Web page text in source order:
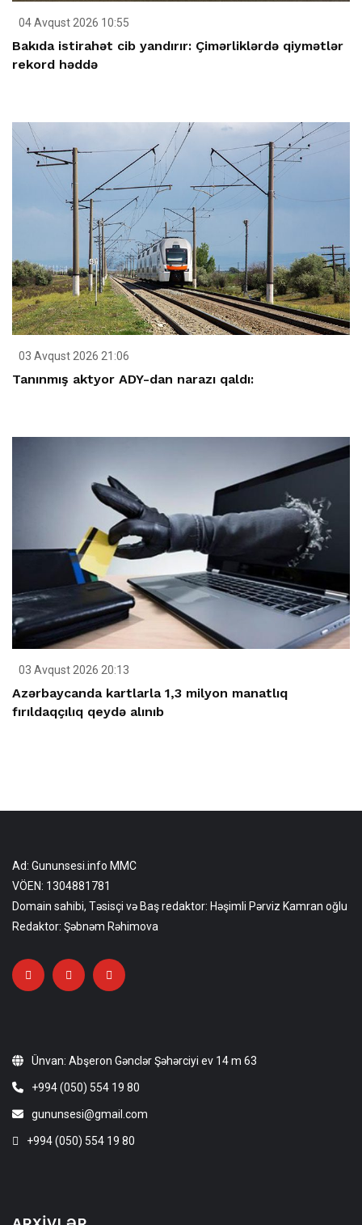
04 Avqust 2026 10:55
Bakıda istirahət cib yandırır: Çimərliklərdə qiymətlər
rekord həddə
03 Avqust 2026 21:06
Tanınmış aktyor ADY-dan narazı qaldı:
03 Avqust 2026 20:13
Azərbaycanda kartlarla 1,3 milyon manatlıq
fırıldaqçılıq qeydə alınıb
Ad: Gununsesi.info MMC
VÖEN: 1304881781
Domain sahibi, Təsisçi və Baş redaktor: Həşimli Pərviz Kamran oğlu
Redaktor: Şəbnəm Rəhimova
Ünvan: Abşeron Gənclər Şəhərciyi ev 14 m 63
+994 (050) 554 19 80
gununsesi@gmail.com
+994 (050) 554 19 80